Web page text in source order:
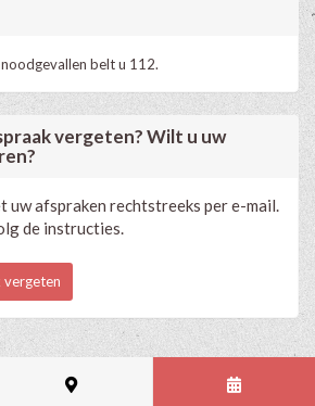
belt u 112.
vergeten? Wilt u uw
uw afspraken rechtstreeks per e-mail.
de instructies.
vergeten
de privacyverklaring van deze praktijk